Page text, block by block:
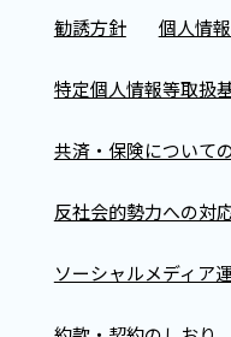
勧誘方針 個人情
特定個人情報等取扱
共済・保険について
反社会的勢力への対
ソーシャルメディア